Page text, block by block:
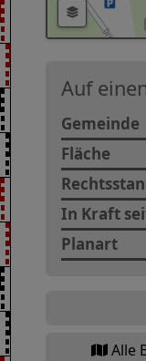
Auf
Gemeinde
Fläche
In Kraft
Planart
Alle